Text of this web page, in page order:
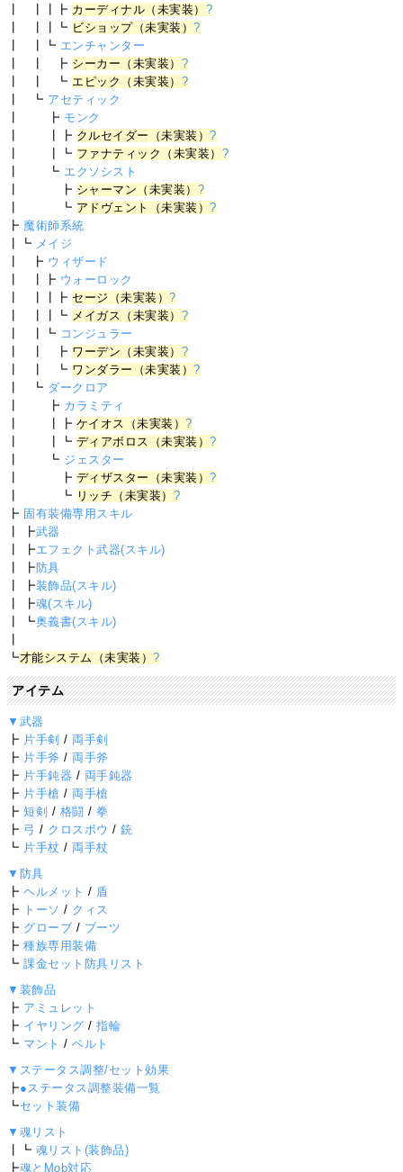
┃ ┃┃┣ カーディナル（未実装） ?
┃ ┃┃┗ ビショップ（未実装）?
┃ ┃┗ エンチャンター
┃ ┃ ┣ シーカー（未実装） ?
┃ ┃ ┗ エピック（未実装） ?
┃ ┗ アセティック
┃ ┣ モンク
┃ ┃┣ クルセイダー（未実装）?
┃ ┃┗ ファナティック（未実装） ?
┃ ┗ エクソシスト
┃ ┣ シャーマン（未実装） ?
┃ ┗ アドヴェント（未実装）?
┣ 魔術師系統
┃┗ メイジ
┃ ┣ ウィザード
┃ ┃┣ ウォーロック
┃ ┃┃┣ セージ（未実装）?
┃ ┃┃┗ メイガス（未実装） ?
┃ ┃┗ コンジュラー
┃ ┃ ┣ ワーデン（未実装） ?
┃ ┃ ┗ ワンダラー（未実装）?
┃ ┗ ダークロア
┃ ┣ カラミティ
┃ ┃┣ ケイオス（未実装）?
┃ ┃┗ ディアボロス（未実装）?
┃ ┗ ジェスター
┃ ┣ ディザスター（未実装）?
┃ ┗ リッチ（未実装） ?
┣ 固有装備専用スキル
┃ ┣武器
┃ ┣エフェクト武器(スキル)
┃ ┣防具
┃ ┣装飾品(スキル)
┃ ┣魂(スキル)
┃ ┗奥義書(スキル)
┗才能システム（未実装）?
アイテム
▼武器
┣ 片手剣 / 両手剣
┣ 片手斧 / 両手斧
┣ 片手鈍器 / 両手鈍器
┣ 片手槍 / 両手槍
┣短剣 / 格闘 /拳
┣ 弓 / クロスボウ /銃
┗ 片手杖 / 両手杖
▼防具
┣ヘルメット / 盾
┣ トーソ / クィス
┣ グローブ / ブーツ
┣種族専用装備
┗課金セット防具リスト
▼装飾品
┣ アミュレット
┣ イヤリング /指輪
┗ マント /ベルト
▼ステータス調整/セット効果
┣●ステータス調整装備一覧
┗セット装備
▼魂リスト
┃┗ 魂リスト(装飾品)
┣魂とMob対応